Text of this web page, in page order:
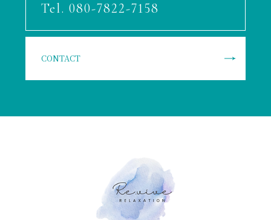
Tel. 080-7822-7158
CONTACT